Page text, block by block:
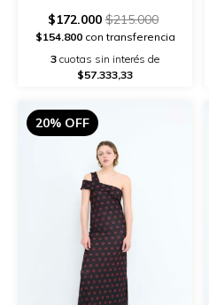
$172.000$215.000
$154.800con transferencia
3 cuotas sin interés de
$57.333,33
20% OFF